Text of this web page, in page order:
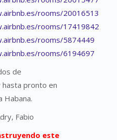
rooms/20016513
rooms/17419842
rooms/5874449
rooms/6194697
de
hasta pronto en
Habana.
Fabio
este